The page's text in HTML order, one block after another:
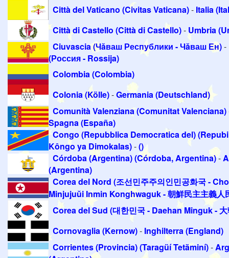
Città del Vaticano (Civitas Vaticana)- Italia
Città di Castello (Città di Castello)- Umbria
Ciuvascia (Чăваш Республики - Чăваш Ен)-
(Россия - Rossija)
Colombia (Colombia)
Colonia (Kölle)-Germania (Deutschland)
Comunità Valenziana (Comunitat Valenciana)
Spagna (España)
Congo (Repubblica Democratica del)
Kôngo ya Dimokalas)-()
Córdoba (Argentina) (Córdoba, Argentina)-
(Argentina)
Corea del Nord (조선민주주의인민공화국 -
Minjujuŭi Inmin Konghwaguk - 朝鮮民主主義人
Corea del Sud (대한민국 - Daehan Minguk -
Cornovaglia (Kernow)- Inghilterra (England)
Corrientes (Provincia) (Taragüí Tetãminí)-